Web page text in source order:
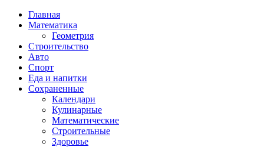
Главная
Математика
Геометрия
Строительство
Авто
Спорт
Еда и напитки
Сохраненные
Календари
Кулинарные
Математические
Строительные
Здоровье